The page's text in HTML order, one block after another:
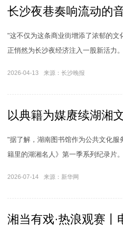
长沙夜巷奏响流动的
"这不仅为这条商业街增添了浓郁的
正悄然为长沙夜经济注入一股新活力
2026-04-13 来源：长沙晚报
以典籍为媒赓续湖湘
"据了解，湖南图书馆作为公共文化
籍里的湖湘名人》第一季系列纪录片
2026-07-14 来源：新华网
湘当有戏·热浪观赛丨